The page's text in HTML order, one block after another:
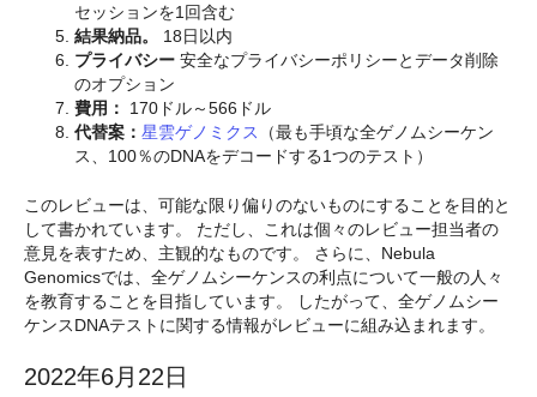
セッションを1回含む
結果納品。 18日以内
プライバシー 安全なプライバシーポリシーとデータ削除
のオプション
費用： 170ドル～566ドル
代替案： 星雲ゲノミクス
（最も手頃な全ゲノムシーケン
ス、100％のDNAをデコードする1つのテスト）
このレビューは、可能な限り偏りのないものにすることを目的と
して書かれています。 ただし、これは個々のレビュー担当者の
意見を表すため、主観的なものです。 さらに、Nebula
Genomicsでは、全ゲノムシーケンスの利点について一般の人々
を教育することを目指しています。 したがって、全ゲノムシー
ケンスDNAテストに関する情報がレビューに組み込まれます。
2022年6月22日